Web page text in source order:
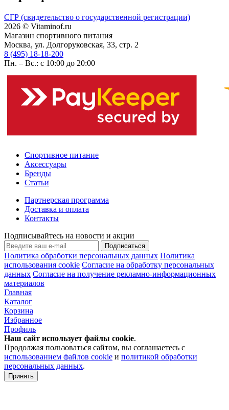
СГР (свидетельство о государственной регистрации)
2026 © Vitaminof.ru
Магазин спортивного питания
Москва, ул. Долгоруковская, 33, стр. 2
8 (495) 18-18-200
Пн. – Вс.: с 10:00 до 20:00
Спортивное питание
Аксессуары
Бренды
Статьи
Партнерская программа
Доставка и оплата
Контакты
Подписывайтесь на новости и акции
Подписаться
Политика обработки персональных данных Политика
использования cookie Согласие на обработку персональных
данных Согласие на получение рекламно-информационных
материалов
Главная
Каталог
Корзина
Избранное
Профиль
Наш сайт использует файлы cookie.
Продолжая пользоваться сайтом, вы соглашаетесь с
использованием файлов cookie и политикой обработки
персональных данных.
Принять